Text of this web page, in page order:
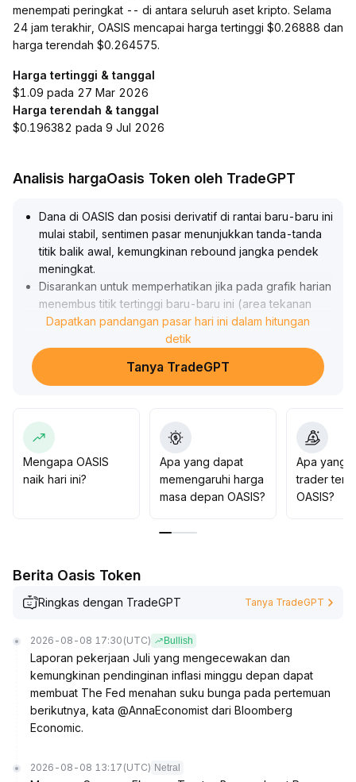
menempati peringkat -- di antara seluruh aset kripto. Selama
24 jam terakhir, OASIS mencapai harga tertinggi $0.26888 dan
harga terendah $0.264575.
Harga tertinggi & tanggal
$1.09 pada 27 Mar 2026
Harga terendah & tanggal
$0.196382 pada 9 Jul 2026
Analisis hargaOasis Token oleh TradeGPT
Dana di OASIS dan posisi derivatif di rantai baru-baru ini
mulai stabil, sentimen pasar menunjukkan tanda-tanda
titik balik awal, kemungkinan rebound jangka pendek
meningkat.
Disarankan untuk memperhatikan jika pada grafik harian
menembus titik tertinggi baru-baru ini (area tekanan
tertinggi historis) dengan volume besar, ini dapat
dianggap sebagai titik beli, dengan target menuju area
tekanan dari posisi tinggi sebelumnya; jika harga turun
menembus dukungan kunci (seperti area dengan
Harap waspada terhadap perubahan sentimen dan
potensi kabar negatif yang tiba-tiba, terus pantau aliran
dana dan volume transaksi, hanya jika volume mengalir
efektif bisa dipertimbangkan untuk menambah posisi
Dapatkan pandangan pasar hari ini dalam hitungan
detik
Tanya TradeGPT
Mengapa OASIS
naik hari ini?
Apa yang dapat
memengaruhi harga
masa depan OASIS?
Apa yang
trader
OASIS?
Berita Oasis Token
Ringkas dengan TradeGPT Tanya TradeGPT
2026-08-08 17:30 (UTC) Bullish
Laporan pekerjaan Juli yang mengecewakan dan
kemungkinan pendinginan inflasi minggu depan dapat
membuat The Fed menahan suku bunga pada pertemuan
berikutnya, kata @AnnaEconomist dari Bloomberg
Economic.
2026-08-08 13:17 (UTC) Netral